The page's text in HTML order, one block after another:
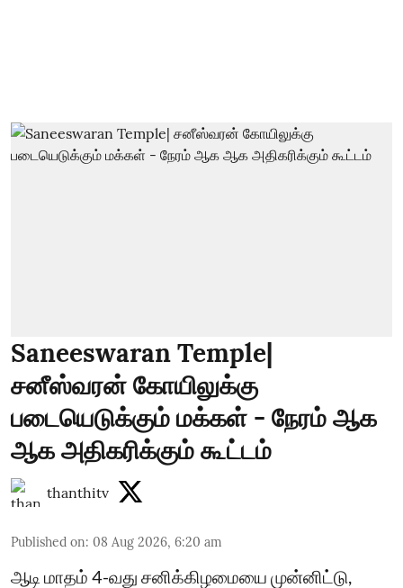
Saneeswaran Temple|
சனீஸ்வரன் கோயிலுக்கு
படையெடுக்கும் மக்கள் - நேரம் ஆக
ஆக அதிகரிக்கும் கூட்டம்
thanthitv
Published on: 08 Aug 2026, 6:20 am
ஆடி மாதம் 4-வது சனிக்கிழமையை முன்னிட்டு,